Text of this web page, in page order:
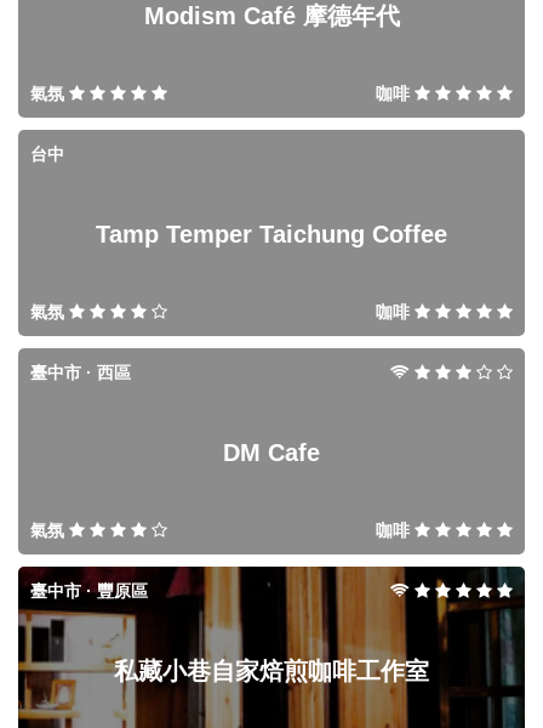
Modism Café 摩德年代
氣氛 咖啡
Tamp Temper Taichung Coffee
台中
氣氛 咖啡
DM Cafe
臺中市 · 西區
氣氛 咖啡
私藏小巷自家焙煎咖啡工作室
臺中市 · 豐原區